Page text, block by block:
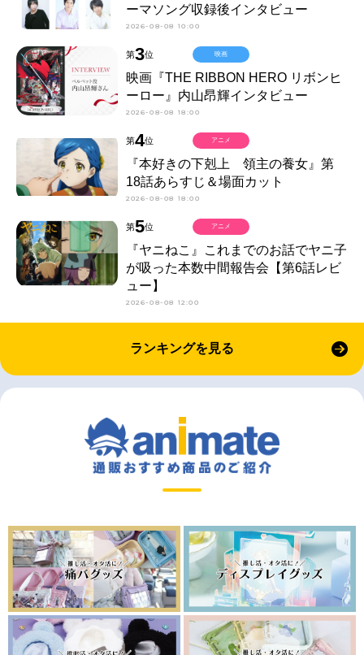
ーマソング収録後インタビュー
2026-08-08 10:00
第3位
映画『THE RIBBON HERO リボンヒ
ーロー』内山昂輝インタビュー
2026-08-08 18:00
映画
第4位
『本好きの下剋上 領主の養女』第
18話あらすじ＆場面カット
2026-08-08 18:00
アニメ
第5位
『ヤニねこ』これまでのお話でヤニ子
が吸った本数中間報告会【第6話レビ
ュー】
2026-08-08 12:00
アニメ
ランキングを見る